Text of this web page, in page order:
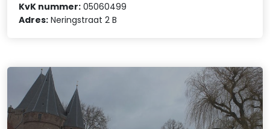
KvK nummer: 05060499
Adres: Neringstraat 2 B